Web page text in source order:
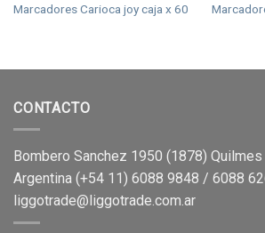
Marcadores Carioca joy caja x 60
CONTACTO
Bombero Sanchez 1950 (1878)
Argentina (+54 11) 6088 9848 / 6088
liggotrade@liggotrade.com.ar